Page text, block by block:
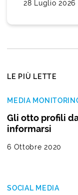
28 Luglio 2026
LE PIÙ LETTE
MEDIA
Gli otto profili
informarsi
6 Ottobre 2020
SOCIAL MEDIA